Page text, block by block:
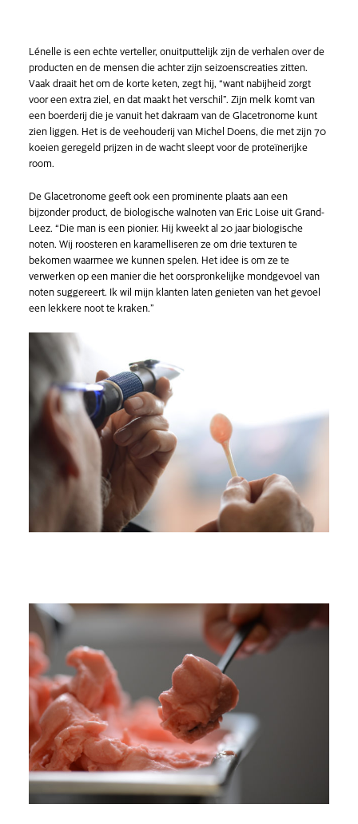
Lénelle is een echte verteller, onuitputtelijk zijn de verhalen over de
producten en de mensen die achter zijn seizoenscreaties zitten.
Vaak draait het om de korte keten, zegt hij, “want nabijheid zorgt
voor een extra ziel, en dat maakt het verschil”. Zijn melk komt van
een boerderij die je vanuit het dakraam van de Glacetronome kunt
zien liggen. Het is de veehouderij van Michel Doens, die met zijn 70
koeien geregeld prijzen in de wacht sleept voor de proteïnerijke
room.
De Glacetronome geeft ook een prominente plaats aan een
bijzonder product, de biologische walnoten van Eric Loise uit Grand-
Leez. “Die man is een pionier. Hij kweekt al 20 jaar biologische
noten. Wij roosteren en karamelliseren ze om drie texturen te
bekomen waarmee we kunnen spelen. Het idee is om ze te
verwerken op een manier die het oorspronkelijke mondgevoel van
noten suggereert. Ik wil mijn klanten laten genieten van het gevoel
een lekkere noot te kraken.”